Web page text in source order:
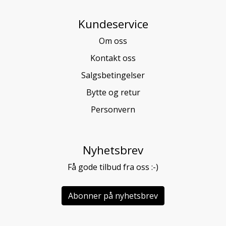
Kundeservice
Om oss
Kontakt oss
Salgsbetingelser
Bytte og retur
Personvern
Nyhetsbrev
Få gode tilbud fra oss :-)
Abonner på nyhetsbrev